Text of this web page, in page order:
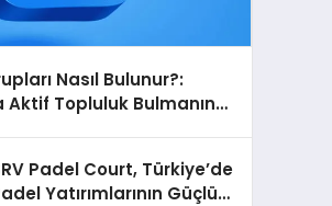
Nasıl Bulunur?:
Aktif Topluluk Bulmanın
Padel Court, Türkiye’de
Yatırımlarının Güçlü